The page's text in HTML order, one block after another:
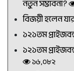
নতুন সম্ভাবনা?
বিজয়ী হলেন
১২১তম
১২১তম
১৬,০৮২